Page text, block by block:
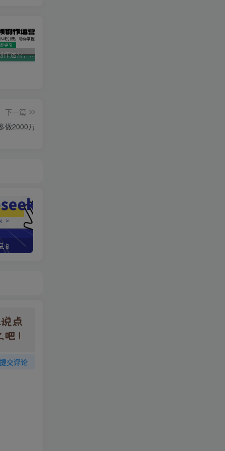
AI短视频创作运营，揭秘算法、文案创作与私域引流，助你掌握流量密码
下一篇
做2000万
提交评论